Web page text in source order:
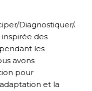
Diagnostiquer/
des
les
avons
pour
et la